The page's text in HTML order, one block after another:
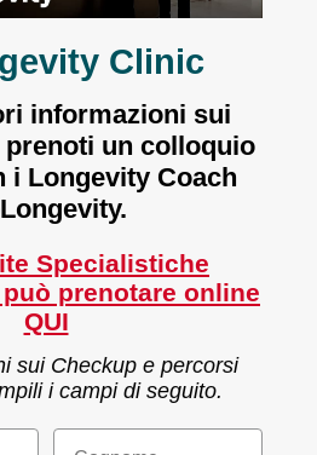
Clinic
informazioni sui
un colloquio
i Longevity Coach
Specialistiche
prenotare online
QUI
sui Checkup e percorsi
i campi di seguito.